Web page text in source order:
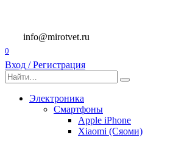
содержанию
info@mirotvet.ru
0
Вход / Регистрация
Search
for:
Электроника
Смартфоны
Apple iPhone
Xiaomi (Сяоми)